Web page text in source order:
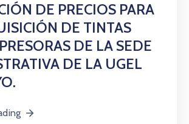
DE PRECIOS PARA
DE TINTAS
DE LA SEDE
DE LA UGEL